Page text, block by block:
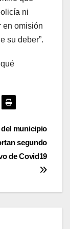
ni
en omisión
su deber”.
municipio
segundo
de Covid19